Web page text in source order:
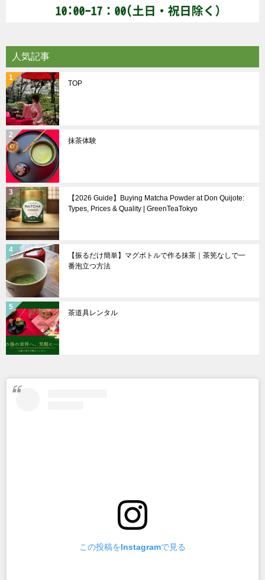
人気記事
TOP
抹茶体験
【2026 Guide】Buying Matcha Powder at Don Quijote:
Types, Prices & Quality | GreenTeaTokyo
【振るだけ簡単】マグボトルで作る抹茶｜茶筅なしで一
番泡立つ方法
茶道具レンタル
この投稿をInstagramで見る